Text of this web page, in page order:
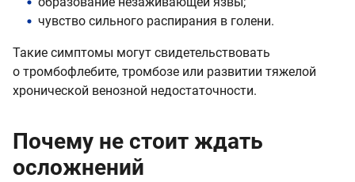
чувство сильного распирания в голени.
Такие симптомы могут свидетельствовать
о тромбофлебите, тромбозе или развитии тяжелой
хронической венозной недостаточности.
Почему не стоит ждать
осложнений